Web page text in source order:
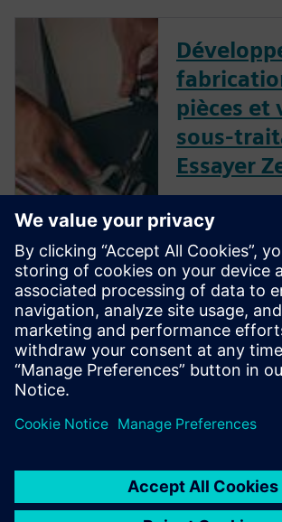
pièces et
sous-
Essayer
transformation
avec Zel X, une
intégrée d'outils
collaboration,
mécanique, de
fabrication et
Votre petite
accéder aux f...